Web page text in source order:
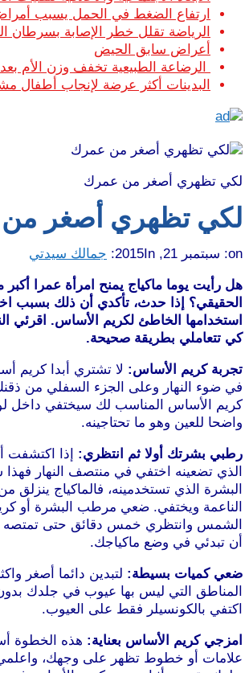
ارتفاع الضغط في الحمل يسبب
الرياضة تقلل خطر الإصابة بسرطان
أعراض سابق الحيض
الرضاعة الطبيعية تخفف وزن الأم
البدينات أكثر عرضة لإنجاب أطفال
لكي تظهري أصغر من عمرك
لكي تظهري أصغر
on: سبتمبر 21, 2015 In: جمالك سيدتي
هل رأيت يوما ماكياج يمنح امرأة عمرا
الحقيقي؟ إذا حدث، تأكدي أن ذلك بسبب
استخدامها الخاطئ لكريم الأساس. اقرئي
كي تتعاملي بطريقة صحيحة.
تجربة كريم الأساس: لا تشتري أبدا كريم
في ضوء النهار وعلى الجزء السفلي من
كريم الأساس المناسب لك سيختفي داخل
واضحا للعين وهو ما تحتاجينه.
رطبي بشرتك أولا ثم انتظري: إذا اكتشفت
الذي تضعينه اختفي في منتصف النهار
البشرة الذي تستخدمينه، فالماكياج ينزلق
الناعمة ويختفي. ضعي مرطب البشرة أو
الشمس وانتظري خمس دقائق حتى تمتصه
أن تبدئي في وضع ماكياجك.
ضعي كميات بسيطة: لتبدين دائما أصغر
المناطق التي ليس بها عيوب في جلدك
اكتفي بالكونسيلر فقط على العيوب.
امزجي كريم الأساس بعناية: هذه الخطوة
علامات أو خطوط تظهر على وجهك،